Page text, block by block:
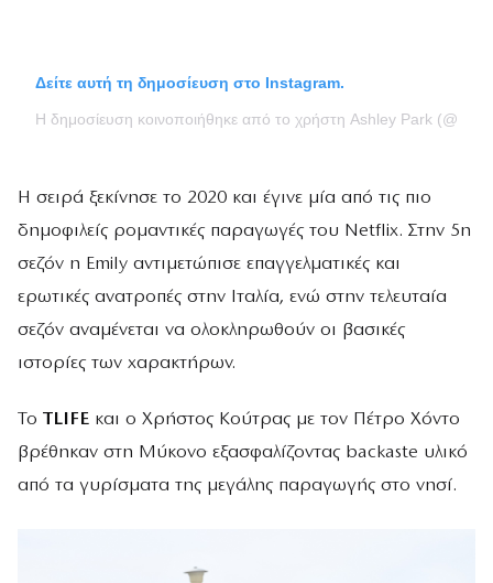
Δείτε αυτή τη δημοσίευση στο Instagram.
Η δημοσίευση κοινοποιήθηκε από το χρήστη Ashley Park
Η σειρά ξεκίνησε το 2020 και έγινε μία από τις πιο
δημοφιλείς ρομαντικές παραγωγές του Netflix. Στην 5η
σεζόν η Emily αντιμετώπισε επαγγελματικές και
ερωτικές ανατροπές στην Ιταλία, ενώ στην τελευταία
σεζόν αναμένεται να ολοκληρωθούν οι βασικές
ιστορίες των χαρακτήρων.
Το TLIFE και ο Χρήστος Κούτρας με τον Πέτρο Χόντο
βρέθηκαν στη Μύκονο εξασφαλίζοντας backaste υλικό
από τα γυρίσματα της μεγάλης παραγωγής στο νησί.